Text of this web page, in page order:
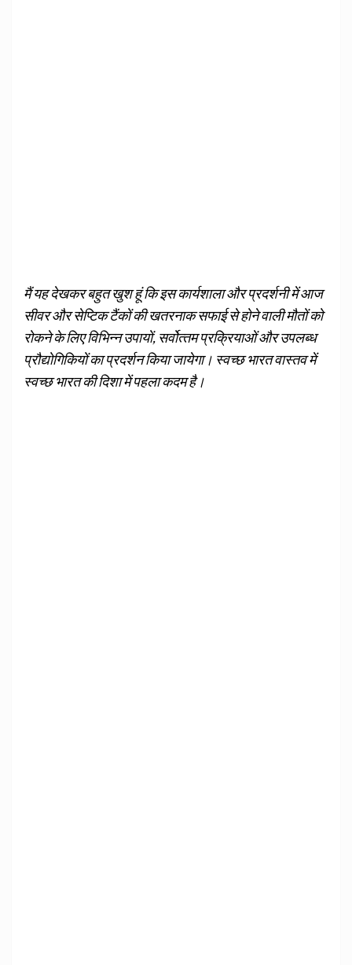
मैं यह देखकर बहुत खुश हूं कि इस कार्यशाला और प्रदर्शनी में आज
सीवर और सेप्टिक टैंकों की खतरनाक सफाई से होने वाली मौतों को
रोकने के लिए विभिन्‍न उपायों, सर्वोत्‍तम प्रक्रियाओं और उपलब्‍ध
प्रौद्योगिकियों का प्रदर्शन किया जायेगा। स्‍वच्‍छ भारत वास्‍तव में
स्‍वच्‍छ भारत की दिशा में पहला कदम है।